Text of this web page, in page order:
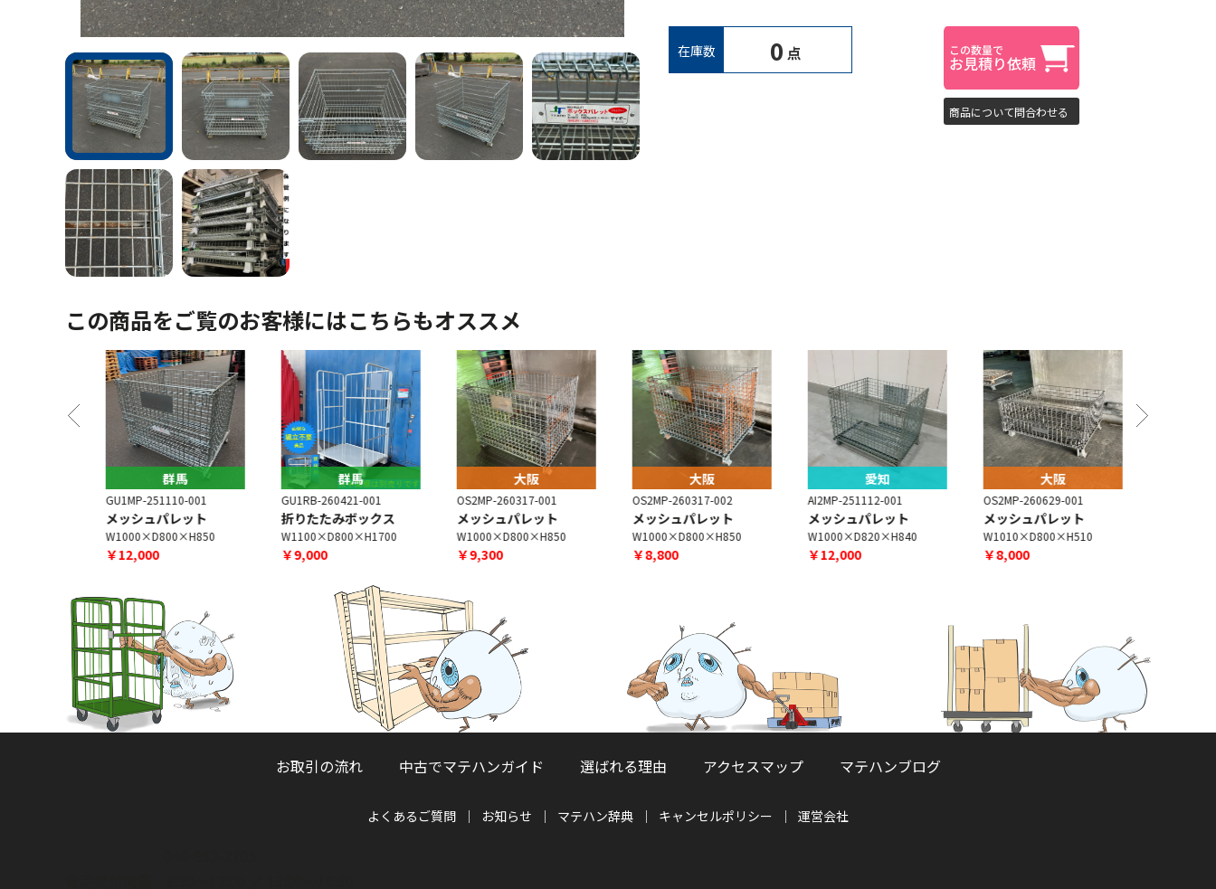
在庫数 0 点
商品について問合わせる
この商品をご覧のお客様にはこちらもオススメ
群馬
GU1MP-251110-001
メッシュパレット
W1000×D800×H850
￥12,000
群馬
GU1RB-260421-001
折りたたみボックス
W1100×D800×H1700
￥9,000
大阪
OS2MP-260317-001
メッシュパレット
W1000×D800×H850
￥9,300
大阪
OS2MP-260317-002
メッシュパレット
W1000×D800×H850
￥8,800
愛知
AI2MP-251112-001
メッシュパレット
W1000×D820×H840
￥12,000
大阪
OS2MP-260629-001
メッシュパレット
W1010×D800×H510
￥8,000
お取引の流れ 中古でマテハンガイド 選ばれる理由 アクセスマップ マテハンブログ
よくあるご質問 お知らせ マテハン辞典 キャンセルポリシー 運営会社